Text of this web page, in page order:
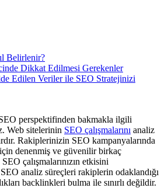
Belirlenir?
Dikkat Edilmesi Gerekenler
Edilen Veriler ile SEO Stratejinizi
perspektifinden bakmakla ilgili
Web sitelerinin SEO çalışmalarını analiz
Rakiplerinizin SEO kampanyalarında
için denenmiş ve güvenilir birkaç
çalışmalarınızın etkisini
analiz süreçleri rakiplerin odaklandığı
backlinkleri bulma ile sınırlı değildir.